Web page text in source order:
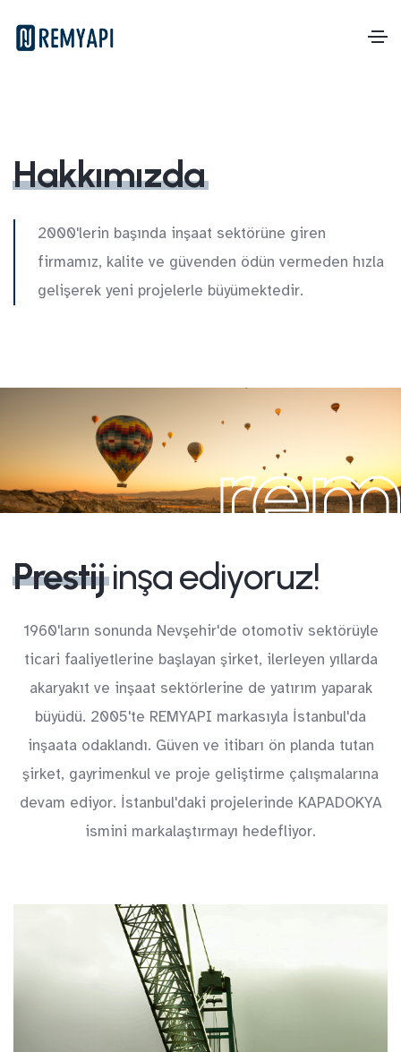
Hakkımızda
2000'lerin başında inşaat sektörüne giren
firmamız, kalite ve güvenden ödün vermeden hızla
gelişerek yeni projelerle büyümektedir.
rem
Prestijinşa ediyoruz!
1960'ların sonunda Nevşehir'de otomotiv sektörüyle
ticari faaliyetlerine başlayan şirket, ilerleyen yıllarda
akaryakıt ve inşaat sektörlerine de yatırım yaparak
büyüdü. 2005'te REMYAPI markasıyla İstanbul'da
inşaata odaklandı. Güven ve itibarı ön planda tutan
şirket, gayrimenkul ve proje geliştirme çalışmalarına
devam ediyor. İstanbul'daki projelerinde KAPADOKYA
ismini markalaştırmayı hedefliyor.